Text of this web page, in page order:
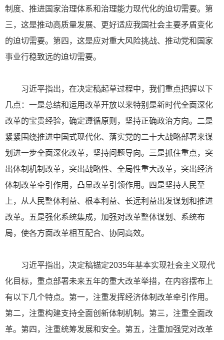
制度、推进国家治理体系和治理能力现代化的迫切需要。第
三，这是推动高质量发展、更好适应我国社会主要矛盾变化
的迫切需要。第四，这是应对重大风险挑战、推动党和国家
事业行稳致远的迫切需要。
习近平指出，在决定稿起草过程中，我们重点把握以下
几点：一是总结和运用改革开放以来特别是新时代全面深化
改革的宝贵经验，确定遵循原则，坚持正确政治方向。二是
紧紧围绕推进中国式现代化、落实党的二十大战略部署来谋
划进一步全面深化改革，坚持问题导向。三是抓住重点，突
出体制机制改革，突出战略性、全局性重大改革，突出经济
体制改革牵引作用，凸显改革引领作用。四是坚持人民至
上，从人民整体利益、根本利益、长远利益出发谋划和推进
改革。五是强化系统集成，加强对改革整体谋划、系统布
局，使各方面改革相互配合、协同高效。
习近平指出，决定稿锚定2035年基本实现社会主义现代
化目标，重点部署未来五年的重大改革举措，在内容摆布上
有以下几个特点。第一，注重发挥经济体制改革牵引作用。
第二，注重构建支持全面创新体制机制。第三，注重全面改
革。第四，注重统筹发展和安全。第五，注重加强党对改革